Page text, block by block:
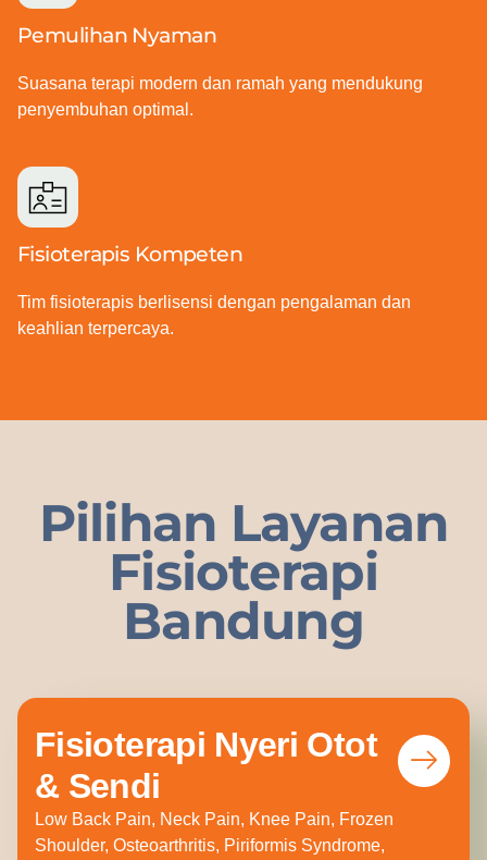
Pemulihan Nyaman
Suasana terapi modern dan ramah yang mendukung
penyembuhan optimal.
Fisioterapis Kompeten
Tim fisioterapis berlisensi dengan pengalaman dan
keahlian terpercaya.
Pilihan Layanan
Fisioterapi
Bandung
Fisioterapi Nyeri Otot
& Sendi
Low Back Pain, Neck Pain, Knee Pain, Frozen
Shoulder, Osteoarthritis, Piriformis Syndrome,